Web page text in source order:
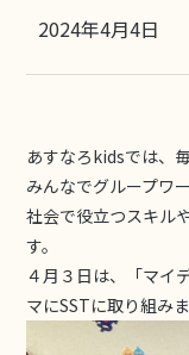
2024年4月4日
あすなろkidsでは、
みんなでグループワ
社会で役立つスキル
す。
４月３日は、「マイ
マにSSTに取り組み